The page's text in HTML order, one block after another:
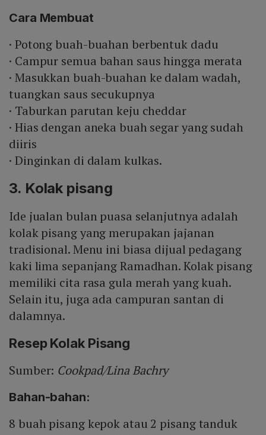
Cara Membuat
· Potong buah-buahan berbentuk dadu
· Campur semua bahan saus hingga merata
· Masukkan buah-buahan ke dalam wadah,
tuangkan saus secukupnya
· Taburkan parutan keju cheddar
· Hias dengan aneka buah segar yang sudah
diiris
· Dinginkan di dalam kulkas.
3. Kolak pisang
Ide jualan bulan puasa selanjutnya adalah
kolak pisang yang merupakan jajanan
tradisional. Menu ini biasa dijual pedagang
kaki lima sepanjang Ramadhan. Kolak pisang
memiliki cita rasa gula merah yang kuah.
Selain itu, juga ada campuran santan di
dalamnya.
Resep Kolak Pisang
Sumber: Cookpad/Lina Bachry
Bahan-bahan:
8 buah pisang kepok atau 2 pisang tanduk